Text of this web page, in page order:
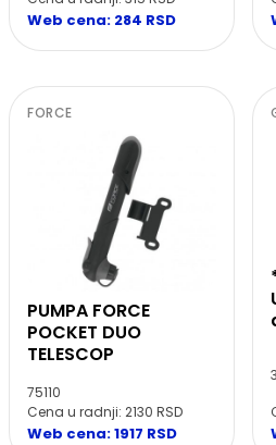
Web cena: 284 RSD
FORCE
PUMPA FORCE
POCKET DUO
TELESCOP
75110
Cena u radnji: 2130 RSD
Web cena: 1917 RSD